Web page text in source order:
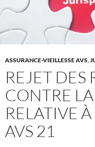
ASSURANCE-VIEILLESSE AVS,
REJET DES
CONTRE
RELATIVE
AVS 21